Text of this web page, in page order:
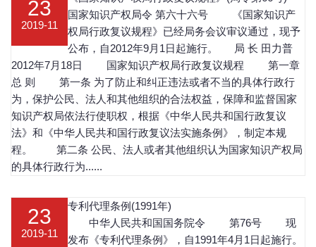
23
2019-11
国家知识产权局令 第六十六号 《国家知识产
权局行政复议规程》已经局务会议审议通过，现予
公布，自2012年9月1日起施行。 局 长 田力普
2012年7月18日 国家知识产权局行政复议规程 第一章
总 则 第一条 为了防止和纠正违法或者不当的具体行政行
为，保护公民、法人和其他组织的合法权益，保障和监督国家
知识产权局依法行使职权，根据《中华人民共和国行政复议
法》和《中华人民共和国行政复议法实施条例》，制定本规
程。 第二条 公民、法人或者其他组织认为国家知识产权局
的具体行政行为......
23
2019-11
专利代理条例(1991年)
中华人民共和国国务院令 第76号 现
发布《专利代理条例》，自1991年4月1日起施行。